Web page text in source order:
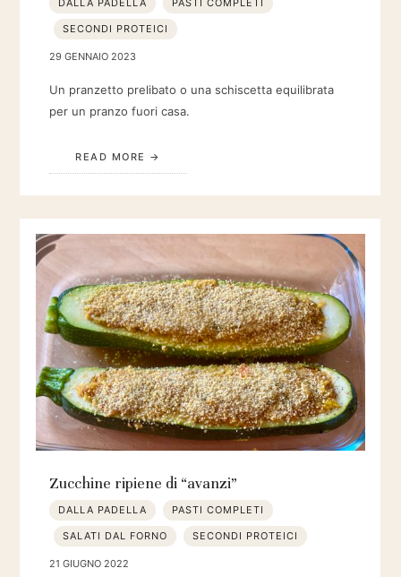
DALLA PADELLA PASTI COMPLETI
SECONDI PROTEICI
29 GENNAIO 2023
Un pranzetto prelibato o una schiscetta equilibrata
per un pranzo fuori casa.
READ MORE
Zucchine ripiene di “avanzi”
DALLA PADELLA PASTI COMPLETI
SALATI DAL FORNO SECONDI PROTEICI
21 GIUGNO 2022